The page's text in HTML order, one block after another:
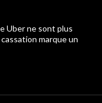
Uber ne sont plus
marque un